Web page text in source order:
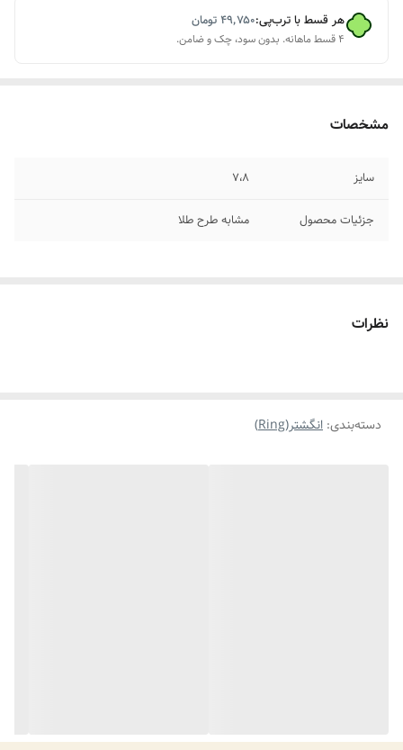
هر قسط با ترب‌پی:۴۹٬۷۵۰تومان
۴ قسط ماهانه. بدون سود، چک و ضامن.
مشخصات
سایز ۷،۸
جزئیات محصول مشابه طرح طلا
نظرات
دسته‌بندی: انگشتر(Ring)